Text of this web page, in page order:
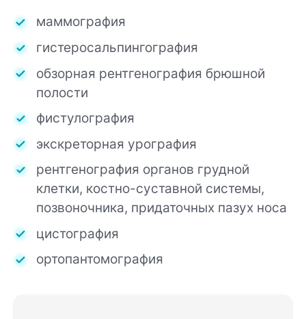
маммография
гистеросальпингография
обзорная рентгенография брюшной
полости
фистулография
экскреторная урография
рентгенография органов грудной
клетки, костно-суставной системы,
позвоночника, придаточных пазух носа
цистография
ортопантомография